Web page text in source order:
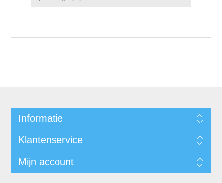
Informatie
Klantenservice
Mijn account